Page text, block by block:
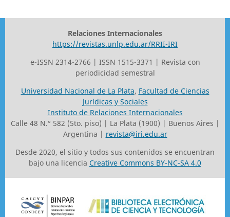
Relaciones Internacionales
https://revistas.unlp.edu.ar/RRII-IRI
e-ISSN 2314-2766 | ISSN 1515-3371 | Revista con
periodicidad semestral
Universidad Nacional de La Plata, Facultad de Ciencias
Jurídicas y Sociales
Instituto de Relaciones Internacionales
Calle 48 N.° 582 (5to. piso) | La Plata (1900) | Buenos Aires |
Argentina | revista@iri.edu.ar
Desde 2020, el sitio y todos sus contenidos se encuentran
bajo una licencia Creative Commons BY-NC-SA 4.0